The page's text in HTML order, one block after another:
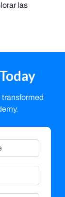
las
transformed